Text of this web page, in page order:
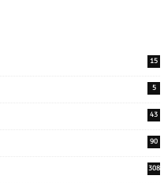
15
5
43
90
308